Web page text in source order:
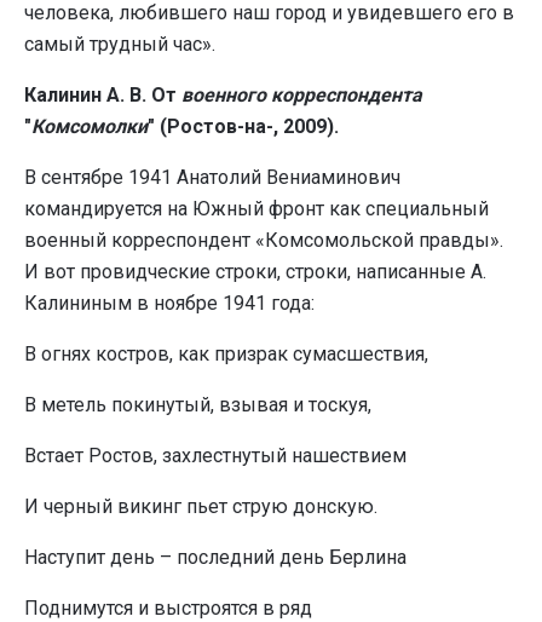
человека, любившего наш город и увидевшего его в
самый трудный час».
Калинин А. В. От военного корреспондента
"Комсомолки" (Ростов-на-, 2009).
В сентябре 1941 Анатолий Вениаминович
командируется на Южный фронт как специальный
военный корреспондент «Комсомольской правды».
И вот провидческие строки, строки, написанные А.
Калининым в ноябре 1941 года:
В огнях костров, как призрак сумасшествия,
В метель покинутый, взывая и тоскуя,
Встает Ростов, захлестнутый нашествием
И черный викинг пьет струю донскую.
Наступит день – последний день Берлина
Поднимутся и выстроятся в ряд